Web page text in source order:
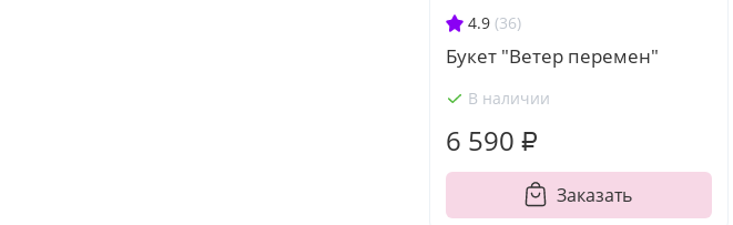
4.9 (36)
Букет "Ветер перемен"
В наличии
6 590 ₽
Заказать